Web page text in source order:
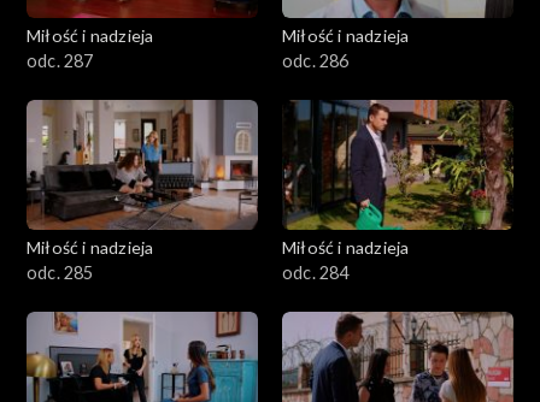
Miłość i nadzieja
odc. 287
Miłość i nadzieja
odc. 286
Miłość i nadzieja
odc. 285
Miłość i nadzieja
odc. 284